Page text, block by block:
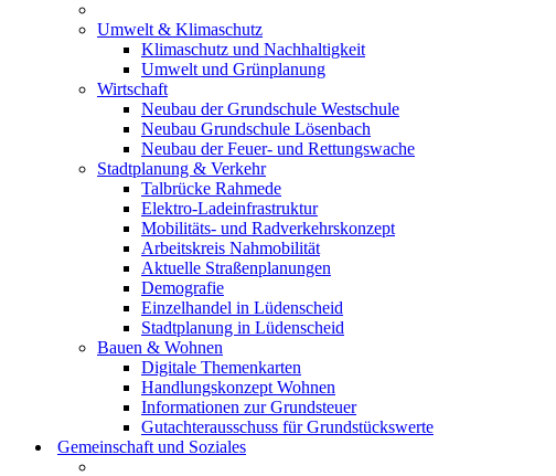
Umwelt & Klimaschutz
Klimaschutz und Nachhaltigkeit
Umwelt und Grünplanung
Wirtschaft
Neubau der Grundschule Westschule
Neubau Grundschule Lösenbach
Neubau der Feuer- und Rettungswache
Stadtplanung & Verkehr
Talbrücke Rahmede
Elektro-Ladeinfrastruktur
Mobilitäts- und Radverkehrskonzept
Arbeitskreis Nahmobilität
Aktuelle Straßenplanungen
Demografie
Einzelhandel in Lüdenscheid
Stadtplanung in Lüdenscheid
Bauen & Wohnen
Digitale Themenkarten
Handlungskonzept Wohnen
Informationen zur Grundsteuer
Gutachterausschuss für Grundstückswerte
Gemeinschaft und Soziales